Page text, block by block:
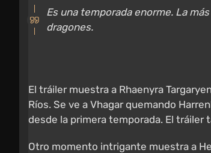
Es una temporada enorme. La
dragones.
El tráiler muestra a Rhaenyra
Ríos. Se ve a Vhagar quemando
desde la primera temporada. El
Otro momento intrigante muestra a